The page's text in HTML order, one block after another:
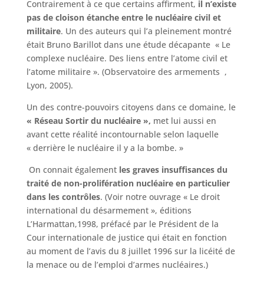
Contrairement à ce que certains affirment, il n’existe
pas de cloison étanche entre le nucléaire civil et
militaire. Un des auteurs qui l’a pleinement montré
était Bruno Barillot dans une étude décapante « Le
complexe nucléaire. Des liens entre l’atome civil et
l’atome militaire ». (Observatoire des armements ,
Lyon, 2005).
Un des contre-pouvoirs citoyens dans ce domaine, le
« Réseau Sortir du nucléaire », met lui aussi en
avant cette réalité incontournable selon laquelle
« derrière le nucléaire il y a la bombe. »
On connait également les graves insuffisances du
traité de non-prolifération nucléaire en particulier
dans les contrôles. (Voir notre ouvrage « Le droit
international du désarmement », éditions
L’Harmattan,1998, préfacé par le Président de la
Cour internationale de justice qui était en fonction
au moment de l’avis du 8 juillet 1996 sur la licéité de
la menace ou de l’emploi d’armes nucléaires.)